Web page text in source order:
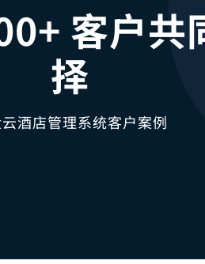
客户共
择
酒店管理系统客户案例